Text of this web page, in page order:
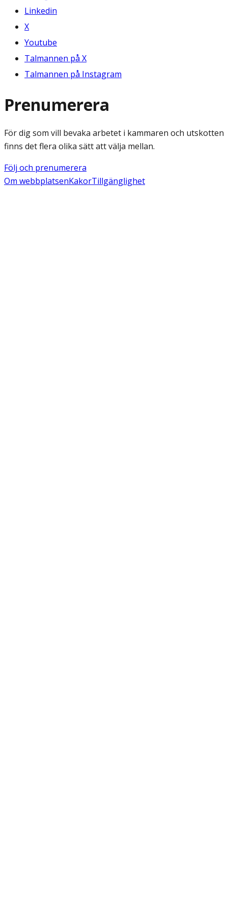
Linkedin
X
Youtube
Talmannen på X
Talmannen på Instagram
Prenumerera
För dig som vill bevaka arbetet i kammaren och utskotten
finns det flera olika sätt att välja mellan.
Följ och prenumerera
Om webbplatsenKakorTillgänglighet